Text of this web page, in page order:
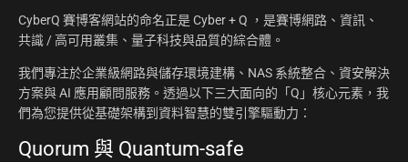
CyberQ 賽博客網站的命名正是 Cyber + Q ，是賽博網路、資訊、
共識 / 高可用叢集、量子科技與品質的綜合體。
我們專注於企業級網路與儲存環境建構、NAS 系統整合、資安解決
方案與 AI 應用顧問服務。透過以下三大面向的「Q」核心元素，我
們為您提供從基礎架構到資料智慧的雙引擎驅動力：
Quorum 與 Quantum-safe